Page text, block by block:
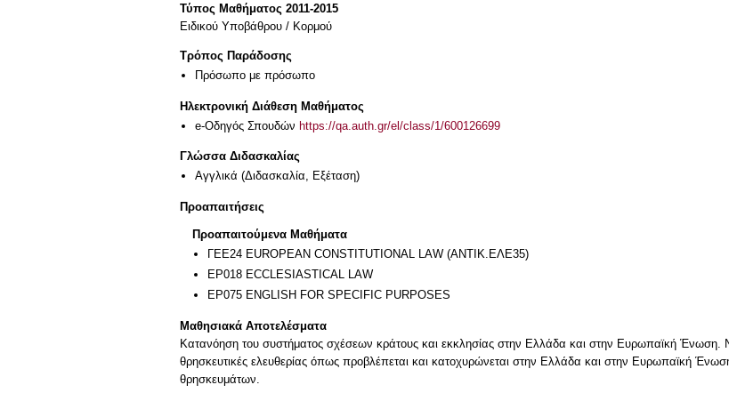
Τύπος Μαθήματος 2011-2015
Ειδικού Υποβάθρου / Κορμού
Τρόπος Παράδοσης
Πρόσωπο με πρόσωπο
Ηλεκτρονική Διάθεση Μαθήματος
e-Οδηγός Σπουδών https://qa.auth.gr/el/class/1/600126699
Γλώσσα Διδασκαλίας
Αγγλικά (Διδασκαλία, Εξέταση)
Προαπαιτήσεις
Προαπαιτούμενα Μαθήματα
ΓΕΕ24 EUROPEAN CONSTITUTIONAL LAW (ΑΝΤΙΚ.ΕΛΕ35)
ΕΡ018 ECCLESIASTICAL LAW
ΕΡ075 ENGLISH FOR SPECIFIC PURPOSES
Μαθησιακά Αποτελέσματα
Κατανόηση του συστήματος σχέσεων κράτους και εκκλησίας στην Ελλάδα και στην Ευρωπαϊκή Ένωση.
θρησκευτικές ελευθερίας όπως προβλέπεται και κατοχυρώνεται στην Ελλάδα και στην Ευρωπαϊκή
θρησκευμάτων.